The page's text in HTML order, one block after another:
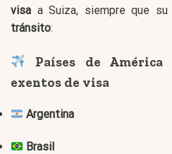
visa a Suiza, siempre que
tránsito:
Países de
exentos de visa
Argentina
Brasil